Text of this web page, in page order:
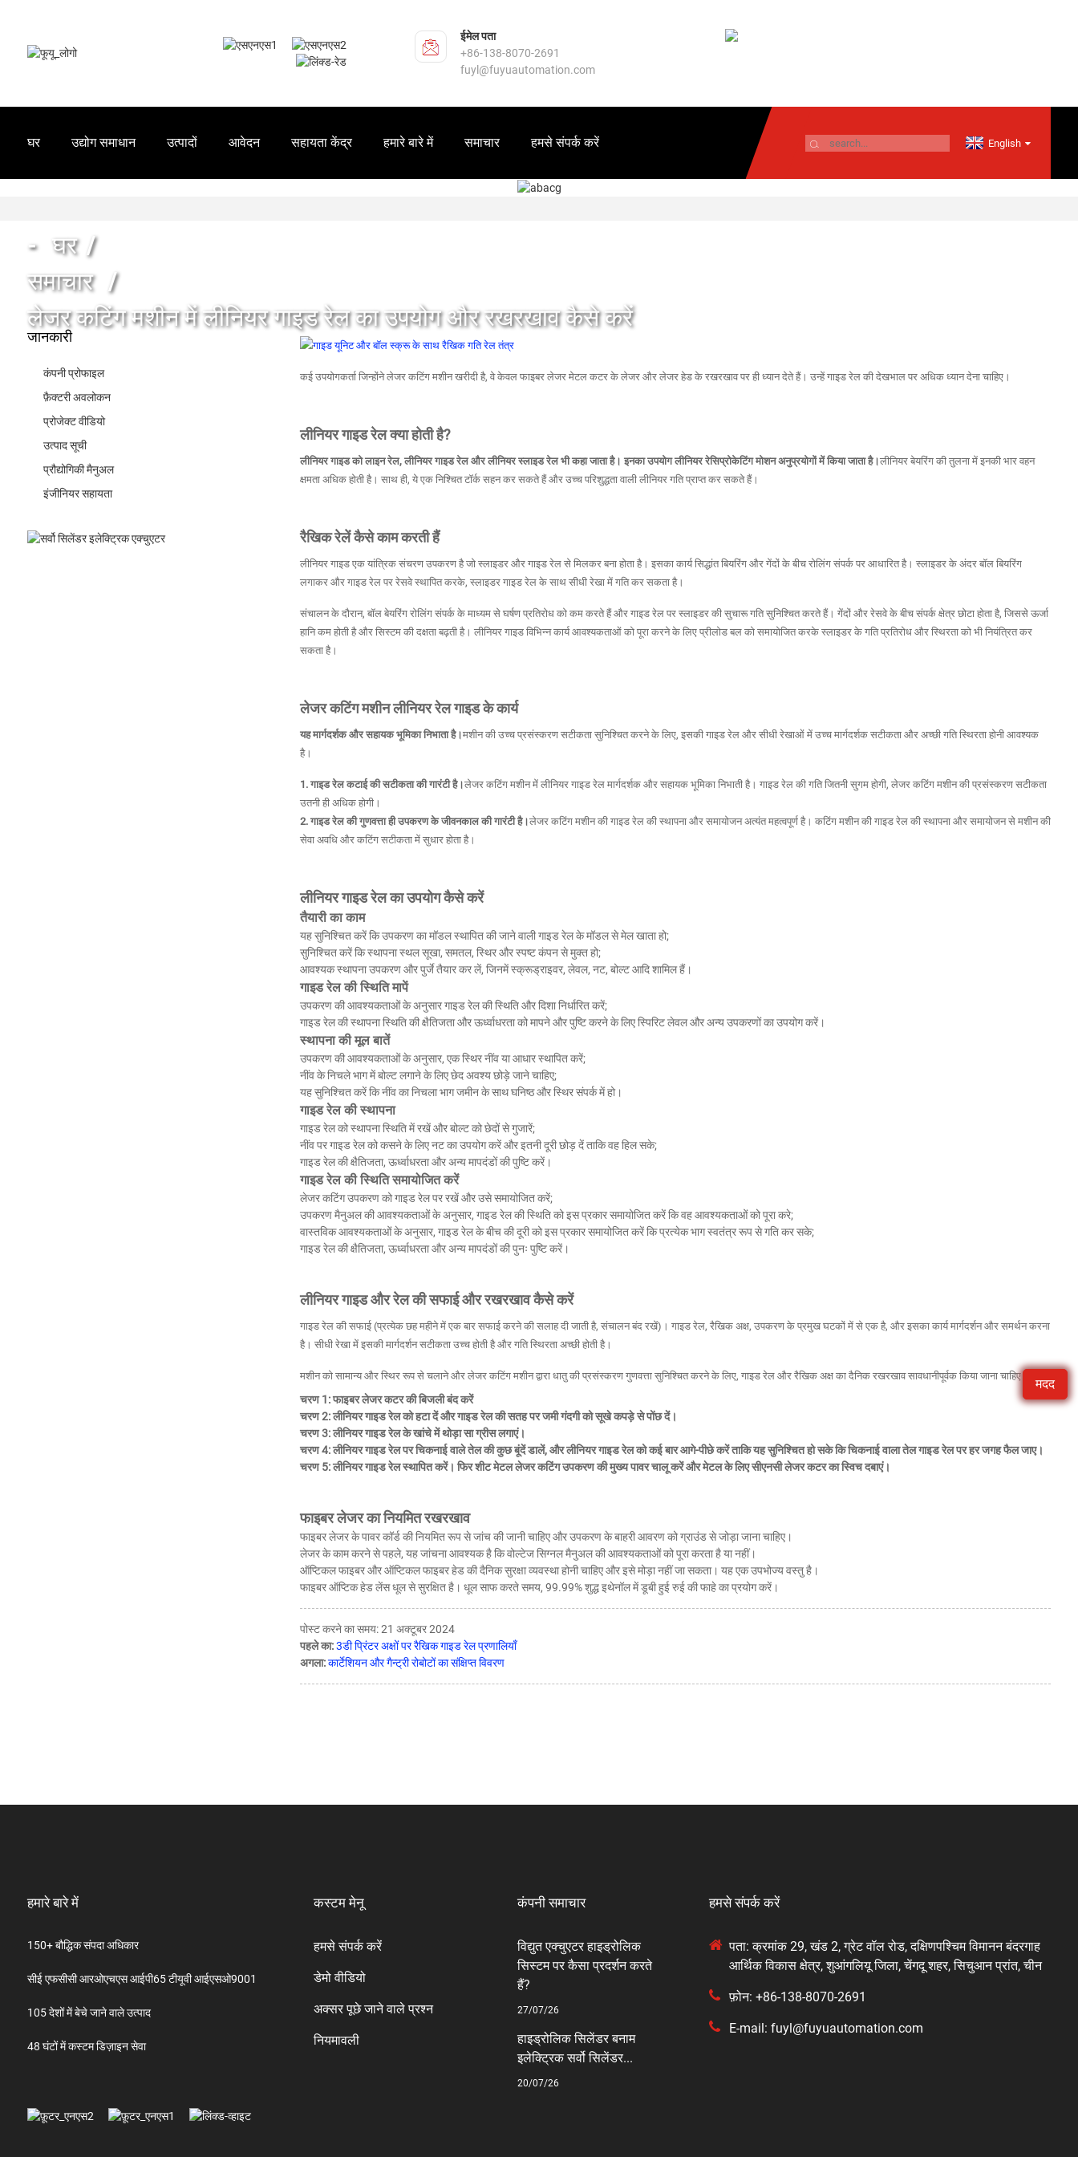
मदद
ईमेल पता
+86-138-8070-2691
fuyl@fuyuautomation.com
घर उद्योग समाधान उत्पादों आवेदन सहायता केंद्र हमारे बारे में समाचार हमसे संपर्क करें English
घर
समाचार
लेजर कटिंग मशीन में लीनियर गाइड रेल का उपयोग और रखरखाव कैसे करें
जानकारी
कंपनी प्रोफाइल
फ़ैक्टरी अवलोकन
प्रोजेक्ट वीडियो
उत्पाद सूची
प्रौद्योगिकी मैनुअल
इंजीनियर सहायता
कई उपयोगकर्ता जिन्होंने लेजर कटिंग मशीन खरीदी है, वे केवल फाइबर लेजर मेटल कटर के लेजर और लेजर हेड के रखरखाव पर ही ध्यान देते हैं। उन्हें गाइड रेल की देखभाल पर अधिक ध्यान देना चाहिए।
लीनियर गाइड रेल क्या होती है?
लीनियर गाइड को लाइन रेल, लीनियर गाइड रेल और लीनियर स्लाइड रेल भी कहा जाता है। इनका उपयोग लीनियर रेसिप्रोकेटिंग मोशन अनुप्रयोगों में किया जाता है।लीनियर बेयरिंग की तुलना में इनकी भार वहन
क्षमता अधिक होती है। साथ ही, ये एक निश्चित टॉर्क सहन कर सकते हैं और उच्च परिशुद्धता वाली लीनियर गति प्राप्त कर सकते हैं।
रैखिक रेलें कैसे काम करती हैं
लीनियर गाइड एक यांत्रिक संचरण उपकरण है जो स्लाइडर और गाइड रेल से मिलकर बना होता है। इसका कार्य सिद्धांत बियरिंग और गेंदों के बीच रोलिंग संपर्क पर आधारित है। स्लाइडर के अंदर बॉल बियरिंग
लगाकर और गाइड रेल पर रेसवे स्थापित करके, स्लाइडर गाइड रेल के साथ सीधी रेखा में गति कर सकता है।
संचालन के दौरान, बॉल बेयरिंग रोलिंग संपर्क के माध्यम से घर्षण प्रतिरोध को कम करते हैं और गाइड रेल पर स्लाइडर की सुचारू गति सुनिश्चित करते हैं। गेंदों और रेसवे के बीच संपर्क क्षेत्र छोटा होता है, जिससे ऊर्जा
हानि कम होती है और सिस्टम की दक्षता बढ़ती है। लीनियर गाइड विभिन्न कार्य आवश्यकताओं को पूरा करने के लिए प्रीलोड बल को समायोजित करके स्लाइडर के गति प्रतिरोध और स्थिरता को भी नियंत्रित कर
सकता है।
लेजर कटिंग मशीन लीनियर रेल गाइड के कार्य
यह मार्गदर्शक और सहायक भूमिका निभाता है।मशीन की उच्च प्रसंस्करण सटीकता सुनिश्चित करने के लिए, इसकी गाइड रेल और सीधी रेखाओं में उच्च मार्गदर्शक सटीकता और अच्छी गति स्थिरता होनी आवश्यक
है।
1. गाइड रेल कटाई की सटीकता की गारंटी है।लेजर कटिंग मशीन में लीनियर गाइड रेल मार्गदर्शक और सहायक भूमिका निभाती है। गाइड रेल की गति जितनी सुगम होगी, लेजर कटिंग मशीन की प्रसंस्करण सटीकता
उतनी ही अधिक होगी।
2. गाइड रेल की गुणवत्ता ही उपकरण के जीवनकाल की गारंटी है।लेजर कटिंग मशीन की गाइड रेल की स्थापना और समायोजन अत्यंत महत्वपूर्ण है। कटिंग मशीन की गाइड रेल की स्थापना और समायोजन से मशीन की
सेवा अवधि और कटिंग सटीकता में सुधार होता है।
लीनियर गाइड रेल का उपयोग कैसे करें
तैयारी का काम
यह सुनिश्चित करें कि उपकरण का मॉडल स्थापित की जाने वाली गाइड रेल के मॉडल से मेल खाता हो;
सुनिश्चित करें कि स्थापना स्थल सूखा, समतल, स्थिर और स्पष्ट कंपन से मुक्त हो;
आवश्यक स्थापना उपकरण और पुर्जे तैयार कर लें, जिनमें स्क्रूड्राइवर, लेवल, नट, बोल्ट आदि शामिल हैं।
गाइड रेल की स्थिति मापें
उपकरण की आवश्यकताओं के अनुसार गाइड रेल की स्थिति और दिशा निर्धारित करें;
गाइड रेल की स्थापना स्थिति की क्षैतिजता और ऊर्ध्वाधरता को मापने और पुष्टि करने के लिए स्पिरिट लेवल और अन्य उपकरणों का उपयोग करें।
स्थापना की मूल बातें
उपकरण की आवश्यकताओं के अनुसार, एक स्थिर नींव या आधार स्थापित करें;
नींव के निचले भाग में बोल्ट लगाने के लिए छेद अवश्य छोड़े जाने चाहिए;
यह सुनिश्चित करें कि नींव का निचला भाग जमीन के साथ घनिष्ठ और स्थिर संपर्क में हो।
गाइड रेल की स्थापना
गाइड रेल को स्थापना स्थिति में रखें और बोल्ट को छेदों से गुजारें;
नींव पर गाइड रेल को कसने के लिए नट का उपयोग करें और इतनी दूरी छोड़ दें ताकि वह हिल सके;
गाइड रेल की क्षैतिजता, ऊर्ध्वाधरता और अन्य मापदंडों की पुष्टि करें।
गाइड रेल की स्थिति समायोजित करें
लेजर कटिंग उपकरण को गाइड रेल पर रखें और उसे समायोजित करें;
उपकरण मैनुअल की आवश्यकताओं के अनुसार, गाइड रेल की स्थिति को इस प्रकार समायोजित करें कि वह आवश्यकताओं को पूरा करे;
वास्तविक आवश्यकताओं के अनुसार, गाइड रेल के बीच की दूरी को इस प्रकार समायोजित करें कि प्रत्येक भाग स्वतंत्र रूप से गति कर सके;
गाइड रेल की क्षैतिजता, ऊर्ध्वाधरता और अन्य मापदंडों की पुनः पुष्टि करें।
लीनियर गाइड और रेल की सफाई और रखरखाव कैसे करें
गाइड रेल की सफाई (प्रत्येक छह महीने में एक बार सफाई करने की सलाह दी जाती है, संचालन बंद रखें)। गाइड रेल, रैखिक अक्ष, उपकरण के प्रमुख घटकों में से एक है, और इसका कार्य मार्गदर्शन और समर्थन करना
है। सीधी रेखा में इसकी मार्गदर्शन सटीकता उच्च होती है और गति स्थिरता अच्छी होती है।
मशीन को सामान्य और स्थिर रूप से चलाने और लेजर कटिंग मशीन द्वारा धातु की प्रसंस्करण गुणवत्ता सुनिश्चित करने के लिए, गाइड रेल और रैखिक अक्ष का दैनिक रखरखाव सावधानीपूर्वक किया जाना चाहिए।
चरण 1: फाइबर लेजर कटर की बिजली बंद करें
चरण 2: लीनियर गाइड रेल को हटा दें और गाइड रेल की सतह पर जमी गंदगी को सूखे कपड़े से पोंछ दें।
चरण 3: लीनियर गाइड रेल के खांचे में थोड़ा सा ग्रीस लगाएं।
चरण 4: लीनियर गाइड रेल पर चिकनाई वाले तेल की कुछ बूंदें डालें, और लीनियर गाइड रेल को कई बार आगे-पीछे करें ताकि यह सुनिश्चित हो सके कि चिकनाई वाला तेल गाइड रेल पर हर जगह फैल जाए।
चरण 5: लीनियर गाइड रेल स्थापित करें। फिर शीट मेटल लेजर कटिंग उपकरण की मुख्य पावर चालू करें और मेटल के लिए सीएनसी लेजर कटर का स्विच दबाएं।
फाइबर लेजर का नियमित रखरखाव
फाइबर लेजर के पावर कॉर्ड की नियमित रूप से जांच की जानी चाहिए और उपकरण के बाहरी आवरण को ग्राउंड से जोड़ा जाना चाहिए।
लेजर के काम करने से पहले, यह जांचना आवश्यक है कि वोल्टेज सिग्नल मैनुअल की आवश्यकताओं को पूरा करता है या नहीं।
ऑप्टिकल फाइबर और ऑप्टिकल फाइबर हेड की दैनिक सुरक्षा व्यवस्था होनी चाहिए और इसे मोड़ा नहीं जा सकता। यह एक उपभोज्य वस्तु है।
फाइबर ऑप्टिक हेड लेंस धूल से सुरक्षित है। धूल साफ करते समय, 99.99% शुद्ध इथेनॉल में डूबी हुई रुई की फाहे का प्रयोग करें।
पोस्ट करने का समय: 21 अक्टूबर 2024
पहले का: 3डी प्रिंटर अक्षों पर रैखिक गाइड रेल प्रणालियाँ
अगला: कार्टेशियन और गैन्ट्री रोबोटों का संक्षिप्त विवरण
हमारे बारे में
150+ बौद्धिक संपदा अधिकार
सीई एफसीसी आरओएचएस आईपी65 टीयूवी आईएसओ9001
105 देशों में बेचे जाने वाले उत्पाद
48 घंटों में कस्टम डिज़ाइन सेवा
कस्टम मेनू
हमसे संपर्क करें
डेमो वीडियो
अक्सर पूछे जाने वाले प्रश्न
नियमावली
कंपनी समाचार
विद्युत एक्चुएटर हाइड्रोलिक
सिस्टम पर कैसा प्रदर्शन करते
हैं?
27/07/26
हाइड्रोलिक सिलेंडर बनाम
इलेक्ट्रिक सर्वो सिलेंडर...
20/07/26
हमसे संपर्क करें
पता: क्रमांक 29, खंड 2, ग्रेट वॉल रोड, दक्षिणपश्चिम विमानन बंदरगाह
आर्थिक विकास क्षेत्र, शुआंगलियू जिला, चेंगदू शहर, सिचुआन प्रांत, चीन
फ़ोन: +86-138-8070-2691
E-mail: fuyl@fuyuautomation.com